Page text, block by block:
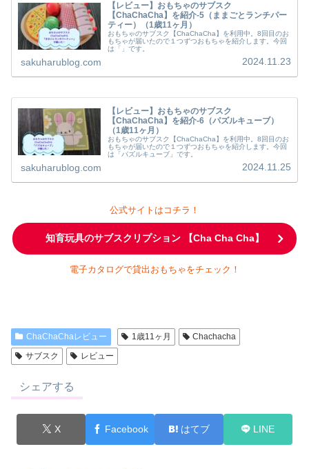
【レビュー】おもちゃのサブスク
【ChaChaCha】を紹介-5（ままごとランチパー
ティー）（1歳11ヶ月）
おもちゃのサブスク【ChaChaCha】を利用中。8回目のお
もちゃが届いたので１つずつおもちゃを紹介します。今回
は「」です。
sakuharublog.com 2024.11.23
【レビュー】おもちゃのサブスク
【ChaChaCha】を紹介-6（パズルキューブ）
（1歳11ヶ月）
おもちゃのサブスク【ChaChaCha】を利用中。8回目のお
もちゃが届いたので１つずつおもちゃを紹介します。今回
は「パズルキューブ」です。
sakuharublog.com 2024.11.25
公式サイトはコチラ！
知育玩具のサブスクリプション 【Cha Cha Cha】
電子カタログで貸出おもちゃをチェック！
ChaChaChaレビュー 1歳11ヶ月
Chachacha
サブスク
レビュー
シェアする
X Facebook はてブ LINE